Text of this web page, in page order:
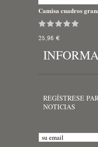
Camisa cuadros
25,96 €
REGÍSTRESE
NOTICIAS